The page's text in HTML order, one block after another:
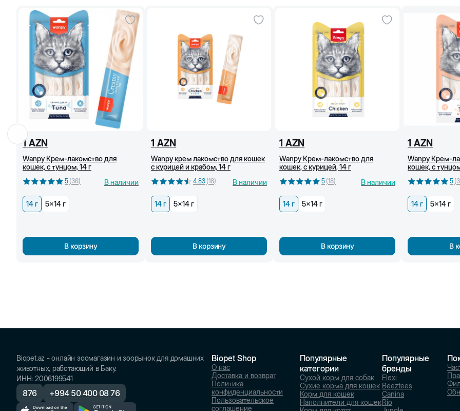
1 AZN
Wanpy Крем-лакомство для
кошек, с тунцом, 14 г
5 (36) В наличии
14 г 5x14 г
В корзину
1 AZN
Wanpy крем лакомство для кошек
с курицей и крабом, 14 г
4.83 (18) В наличии
14 г 5x14 г
В корзину
1 AZN
Wanpy Крем-лакомство для
кошек, с курицей, 14 г
5 (18) В наличии
14 г 5x14 г
В корзину
1 AZN
Wanpy Крем-
кошек, с
5 (
14 г 5x14 г
В
Biopet.az - онлайн зоомагазин и зоорынок для домашних
животных, работающий в Баку.
ИНН: 2006199541
876 +994 50 400 08 76
Biopet Shop
О нас
Доставка и возврат
Политика
конфиденциальности
Пользовательское
соглашение
Популярные
категории
Сухой корм для собак
Сухие корма для кошек
Корм для кошек
Наполнители для кошек
Популярные
бренды
Flexi
Beeztees
Canina
Rio